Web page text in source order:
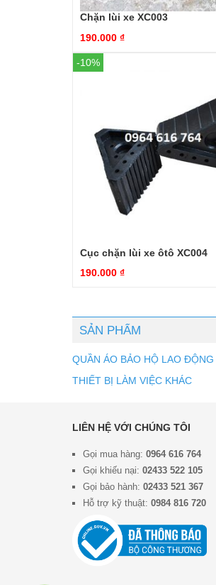
Chặn lùi xe XC003
190.000 ₫
-10%
Cục chặn lùi xe ôtô XC004
190.000 ₫
SẢN PHẨM
QUẦN ÁO BẢO HỘ LAO ĐỘNG
THIẾT BỊ LÀM VIỆC KHÁC
LIÊN HỆ VỚI CHÚNG TÔI
Gọi mua hàng: 0964 616 764
Gọi khiếu nại: 02433 522 105
Gọi bảo hành: 02433 521 367
Hỗ trợ kỹ thuật: 0984 816 720